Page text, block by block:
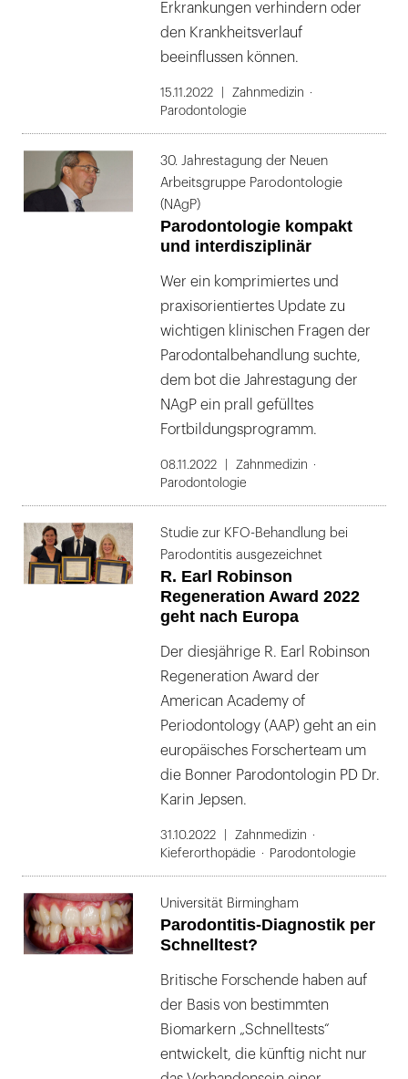
Erkrankungen verhindern oder
den Krankheitsverlauf
beeinflussen können.
15.11.2022
Zahnmedizin
Parodontologie
30. Jahrestagung der Neuen
Arbeitsgruppe Parodontologie
(NAgP)
Parodontologie kompakt
und interdisziplinär
Wer ein komprimiertes und
praxisorientiertes Update zu
wichtigen klinischen Fragen der
Parodontalbehandlung suchte,
dem bot die Jahrestagung der
NAgP ein prall gefülltes
Fortbildungsprogramm.
08.11.2022
Zahnmedizin
Parodontologie
Studie zur KFO-Behandlung bei
Parodontitis ausgezeichnet
R. Earl Robinson
Regeneration Award 2022
geht nach Europa
Der diesjährige R. Earl Robinson
Regeneration Award der
American Academy of
Periodontology (AAP) geht an ein
europäisches Forscherteam um
die Bonner Parodontologin PD Dr.
Karin Jepsen.
31.10.2022
Zahnmedizin
Kieferorthopädie
Parodontologie
Universität Birmingham
Parodontitis-Diagnostik per
Schnelltest?
Britische Forschende haben auf
der Basis von bestimmten
Biomarkern „Schnelltests“
entwickelt, die künftig nicht nur